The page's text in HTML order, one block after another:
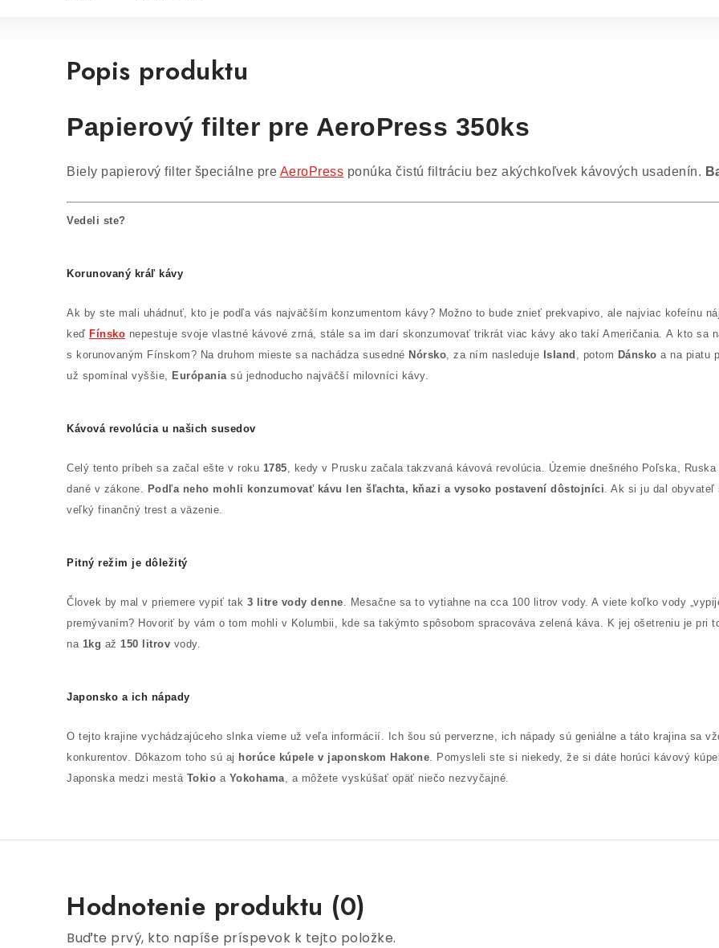
Popis produktu
Papierový filter pre AeroPress 350ks
Biely papierový filter špeciálne pre AeroPress ponúka čistú filtráciu bez akýchkoľvek kávových usadenín.
Vedeli ste?
Korunovaný kráľ kávy
Ak by ste mali uhádnuť, kto je podľa vás najväčším konzumentom kávy? Možno to bude znieť prekvapivo, ale najviac kofeínu
keď Fínsko nepestuje svoje vlastné kávové zrná, stále sa im darí skonzumovať trikrát viac kávy ako takí Američania. A kto sa
s korunovaným Fínskom? Na druhom mieste sa nachádza susedné Nórsko, za ním nasleduje Island , potom Dánsko a na piatu
už spomínal vyššie, Európaniasú jednoducho najväčší milovníci kávy.
Kávová revolúcia u našich susedov
Celý tento príbeh sa začal ešte v roku 1785, kedy v Prusku začala takzvaná kávová revolúcia. Územie dnešného Poľska,
dané v zákone. Podľa neho mohli konzumovať kávu len šľachta, kňazi a vysoko postavení dôstojníci. Ak si ju dal obyvateľ
veľký finančný trest a väzenie.
Pitný režim je dôležitý
Človek by mal v priemere vypiť tak 3 litre vody denne. Mesačne sa to vytiahne na cca 100 litrov vody. A viete koľko vody
premývaním? Hovoriť by vám o tom mohli v Kolumbii, kde sa takýmto spôsobom spracováva zelená káva. K jej ošetreniu je pri
na 1kg až 150 litrov vody.
Japonsko a ich nápady
O tejto krajine vychádzajúceho slnka vieme už veľa informácií. Ich šou sú perverzne, ich nápady sú geniálne a táto krajina sa
konkurentov. Dôkazom toho sú aj horúce kúpele v japonskom Hakone. Pomysleli ste si niekedy, že si dáte horúci kávový
Japonska medzi mestáTokio a Yokohama, a môžete vyskúšať opäť niečo nezvyčajné.
Hodnotenie produktu (0)
Buďte prvý, kto napíše príspevok k tejto položke.